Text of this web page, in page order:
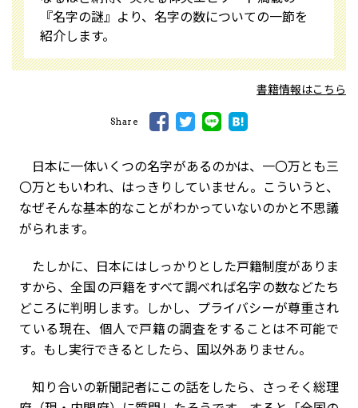
『名字の謎』より、名字の数についての一節を
紹介します。
書籍情報はこちら
Share
日本に一体いくつの名字があるのかは、一〇万とも三
〇万ともいわれ、はっきりしていません。こういうと、
なぜそんな基本的なことがわかっていないのかと不思議
がられます。
たしかに、日本にはしっかりとした戸籍制度がありま
すから、全国の戸籍をすべて調べれば名字の数などたち
どころに判明します。しかし、プライバシーが尊重され
ている現在、個人で戸籍の調査をすることは不可能で
す。もし実行できるとしたら、国以外ありません。
知り合いの新聞記者にこの話をしたら、さっそく総理